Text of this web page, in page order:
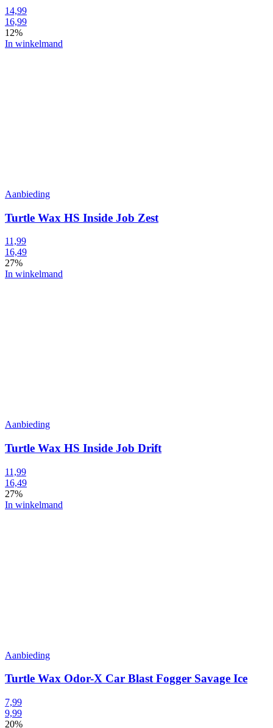
14,99
16,99
12%
In winkelmand
Aanbieding
Turtle Wax HS Inside Job Zest
11,99
16,49
27%
In winkelmand
Aanbieding
Turtle Wax HS Inside Job Drift
11,99
16,49
27%
In winkelmand
Aanbieding
Turtle Wax Odor-X Car Blast Fogger Savage Ice
7,99
9,99
20%